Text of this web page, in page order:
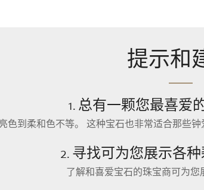
提示和
1. 总有一颗您最喜爱
色到柔和色不等。 这种宝石也非常适合那些
2. 寻找可为您展示各种
了解和喜爱宝石的珠宝商可为您